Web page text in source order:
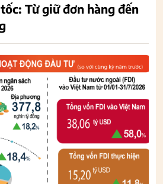
Từ giữ đơn hàng đến